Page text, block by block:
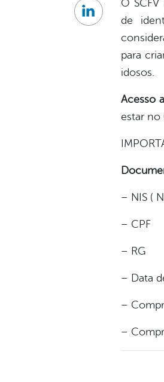
O
de
para
idosos.
Acesso
estar no
– NIS (
– CPF
– RG
– Data
–
–
Linkedin